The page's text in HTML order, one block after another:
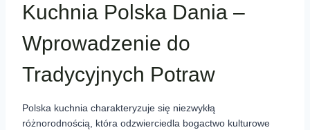
Kuchnia Polska Dania –
Wprowadzenie do
Tradycyjnych Potraw
Polska kuchnia charakteryzuje się niezwykłą
różnorodnością, która odzwierciedla bogactwo kulturowe